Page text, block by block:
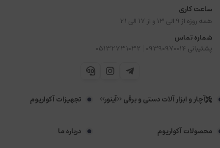
ساعت کاری
همه روزه از 9 الی 13 و از 17 الی 21
شماره تماس
پشتیبانی 09390970014
05132731032
آچار و ابزار آلات دستی و برقی <<آینور>> تجهیزات آکواریوم
محصولات آکواریوم درباره ما